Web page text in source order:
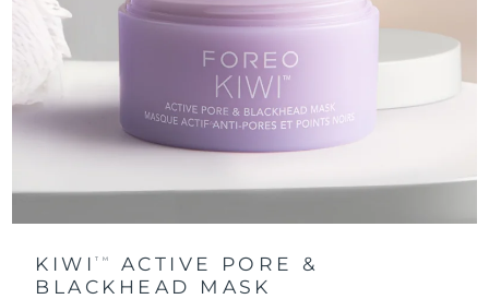
KIWITM
ACTIVE PORE &
BLACKHEAD MASK